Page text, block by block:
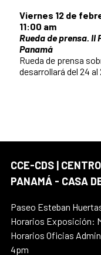
Viernes 12 de
11:00 am
Rueda de prensa. II
Panamá
Rueda de prensa
desarrollará del 24 al
CCE-CDS |
PANAMÁ - CASA
Paseo Esteban
Horarios Exposición:
Horarios Oficias
4pm